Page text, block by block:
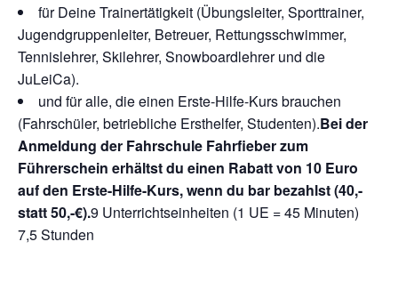
für Deine Trainertätigkeit (Übungsleiter, Sporttrainer,
Jugendgruppenleiter, Betreuer, Rettungsschwimmer,
Tennislehrer, Skilehrer, Snowboardlehrer und die
JuLeiCa).
und für alle, die einen Erste-Hilfe-Kurs brauchen
(Fahrschüler, betriebliche Ersthelfer, Studenten).Bei der
Anmeldung der Fahrschule Fahrfieber zum
Führerschein erhältst du einen Rabatt von 10 Euro
auf den Erste-Hilfe-Kurs, wenn du bar bezahlst (40,-
statt 50,-€).9 Unterrichtseinheiten (1 UE = 45 Minuten)
7,5 Stunden